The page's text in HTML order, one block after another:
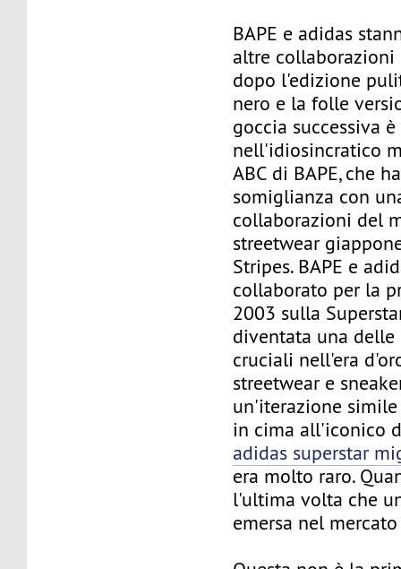
BAPE e adidas
altre collaborazioni
dopo l'edizione
nero e la folle
goccia successiva è
nell'idiosincratico
ABC di BAPE, che
somiglianza con
collaborazioni del
streetwear
Stripes. BAPE e
collaborato per la
2003 sulla
diventata una
cruciali nell'era
streetwear e
un'iterazione simile
in cima all'iconico
adidas superstar
era molto raro.
l'ultima volta che
emersa nel